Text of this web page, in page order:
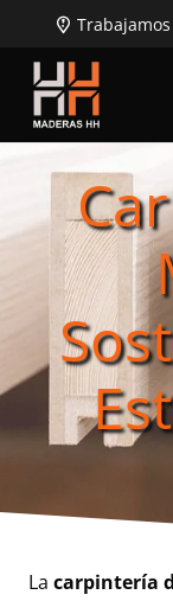
La carpintería